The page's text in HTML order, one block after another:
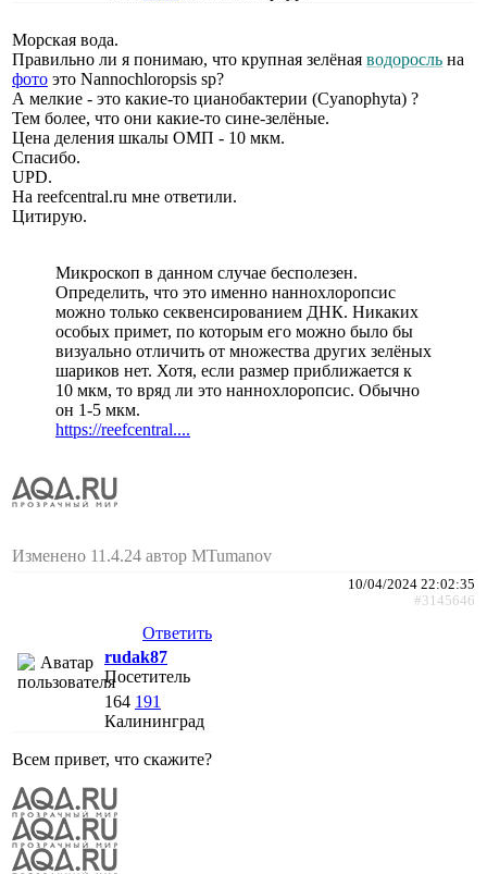
Морская вода.
Правильно ли я понимаю, что крупная зелёная водоросль на
фото это Nannochloropsis sp?
А мелкие - это какие-то цианобактерии (Cyanophyta) ?
Тем более, что они какие-то сине-зелёные.
Цена деления шкалы ОМП - 10 мкм.
Спасибо.
UPD.
На reefcentral.ru мне ответили.
Цитирую.
Микроскоп в данном случае бесполезен.
Определить, что это именно наннохлоропсис
можно только секвенсированием ДНК. Никаких
особых примет, по которым его можно было бы
визуально отличить от множества других зелёных
шариков нет. Хотя, если размер приближается к
10 мкм, то вряд ли это наннохлоропсис. Обычно
он 1-5 мкм.
https://reefcentral....
Изменено 11.4.24 автор MTumanov
10/04/2024 22:02:35
#3145646
Ответить
rudak87
Посетитель
164 191
Калининград
Всем привет, что скажите?